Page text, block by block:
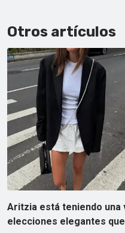
Otros artículos
Aritzia está teniendo una
elecciones elegantes